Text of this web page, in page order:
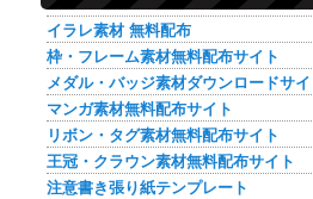
イラレ素材 無料配布
枠・フレーム素材無料配布サイト
メダル・バッジ素材ダウンロードサイ
マンガ素材無料配布サイト
リボン・タグ素材無料配布サイト
王冠・クラウン素材無料配布サイト
注意書き張り紙テンプレート